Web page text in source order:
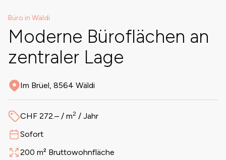
Büro in Wäldi
Moderne Büroflächen an
zentraler Lage
Adresse
Im Brüel, 8564 Wäldi
Preis
CHF 272.– / m2 / Jahr
Verfügbar ab
Sofort
Fläche
200 m² Bruttowohnfläche